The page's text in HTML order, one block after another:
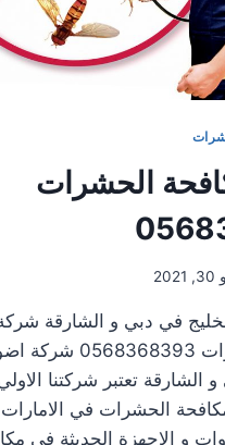
الحشرات
في دبي و الشارقة
مكافحة الحشرات 0568368393
الشارقة تعتبر شركتنا
الحشرات في الامارات
و الاجهزة الحديثة في